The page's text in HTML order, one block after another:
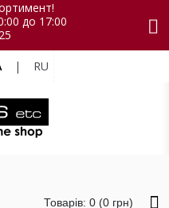
до 17:00
| RU
Товарів: 0 (0 грн)